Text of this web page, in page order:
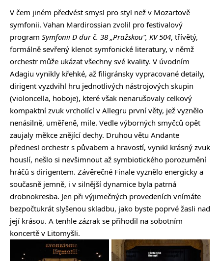
V čem jiném předvést smysl pro styl než v Mozartově
symfonii. Vahan Mardirossian zvolil pro festivalový
program Symfonii D dur č. 38 „Pražskou“, KV 504, třívětý,
formálně sevřený klenot symfonické literatury, v němž
orchestr může ukázat všechny své kvality. V úvodním
Adagiu vynikly křehké, až filigránsky vypracované detaily,
dirigent vyzdvihl hru jednotlivých nástrojových skupin
(violoncella, hoboje), které však nenarušovaly celkový
kompaktní zvuk vrcholící v Allegru první věty, jež vyznělo
nenásilně, uměřeně, mile. Vedle výborných smyčců opět
zaujaly měkce znějící dechy. Druhou větu Andante
přednesl orchestr s půvabem a hravostí, vynikl krásný zvuk
houslí, nešlo si nevšimnout až symbiotického porozumění
hráčů s dirigentem. Závěrečné Finale vyznělo energicky a
současně jemně, i v silnější dynamice byla patrná
drobnokresba. Jen při výjimečných provedeních vnímáte
bezpočtukrát slyšenou skladbu, jako byste poprvé žasli nad
její krásou. A tenhle zázrak se přihodil na sobotním
koncertě v Litomyšli.